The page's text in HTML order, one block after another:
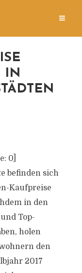
IN
R
0]
befinden sich
Kaufpreise
in den
Top-
holen
den
2017